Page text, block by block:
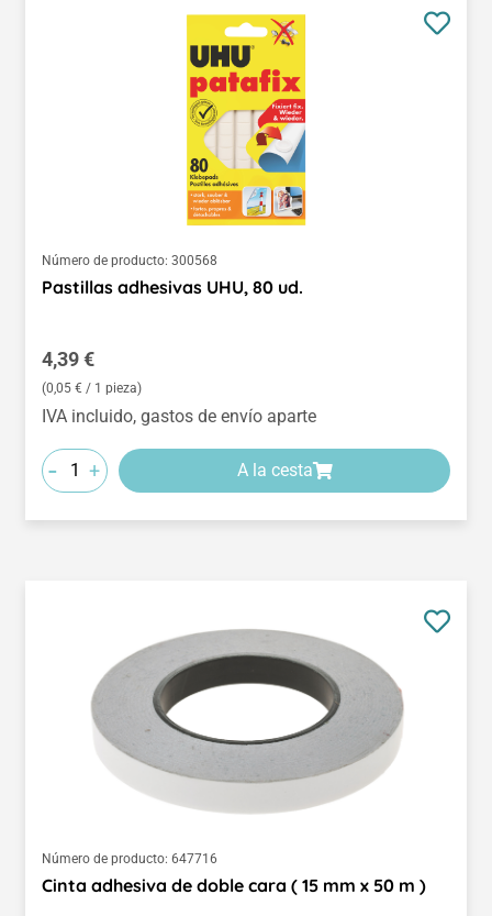
Número de producto: 300568
Pastillas adhesivas UHU, 80 ud.
Precio normal:
4,39 €
(0,05 € / 1 pieza)
IVA incluido, gastos de envío aparte
- + A la cesta
Número de producto: 647716
Cinta adhesiva de doble cara ( 15 mm x 50 m )